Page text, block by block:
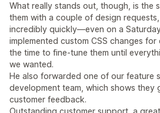
What really stands out, though, is the
them with a couple of design
incredibly quickly—even on a
implemented custom CSS changes
the time to fine-tune them until
we wanted.
He also forwarded one of our feature
development team, which shows they
customer feedback.